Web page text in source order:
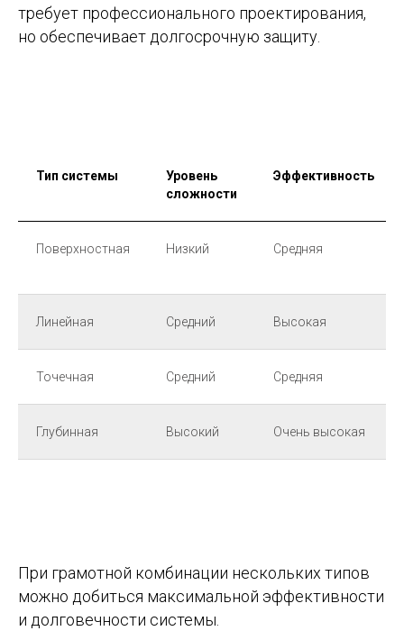
требует профессионального проектирования,
но обеспечивает долгосрочную защиту.
Тип системы
Уровень
сложности
Эффективность
Поверхностная Низкий Средняя
Линейная Средний Высокая
Точечная Средний Средняя
Глубинная Высокий Очень высокая
При грамотной комбинации нескольких типов
можно добиться максимальной эффективности
и долговечности системы.